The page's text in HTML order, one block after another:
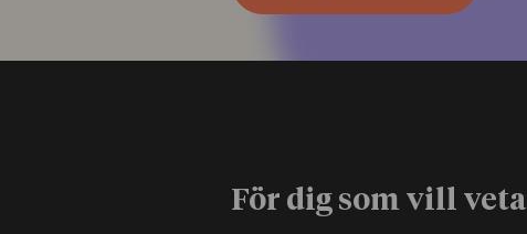
För dig som vill veta